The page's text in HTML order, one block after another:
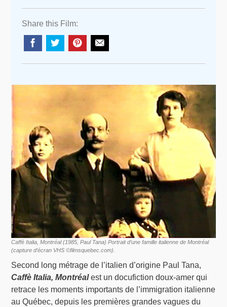
Share this Film:
Caffè Italia, Montréal(1985, Paul Tana) Portrait d’une famille italienne de Montréal
(capture d’écran VHS ©filmsquebec.com).
Second long métrage de l’italien d’origine Paul Tana,
Caffè Italia, Montréalest un docufiction doux-amer qui
retrace les moments importants de l’immigration italienne
au Québec, depuis les premières grandes vagues du